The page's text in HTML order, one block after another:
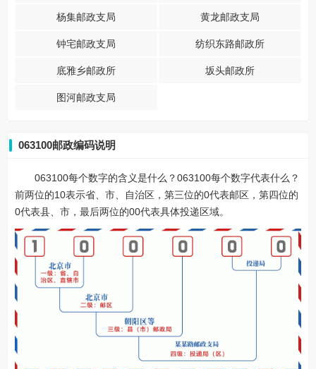
杨集邮政支局 黄龙邮政支局
钟宅邮政支局 纺织东路邮政所
底雅乡邮政所 坂头邮政所
图河邮政支局
063100邮政编码说明
063100每个数字的含义是什么？063100每个数字代表什么？
前两位的10表示省、市、自治区，第三位的0代表邮区，第四位的
0代表县、市，最后两位的00代表具体投递区域。